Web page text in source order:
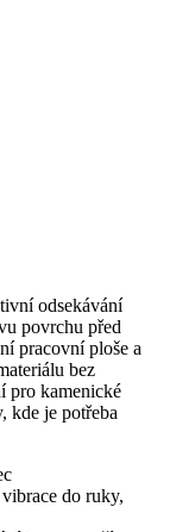
odsekávání
povrchu před
pracovní ploše a
bez
pro kamenické
kde je potřeba
do ruky,